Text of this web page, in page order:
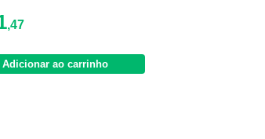
,47
Adicionar ao carrinho